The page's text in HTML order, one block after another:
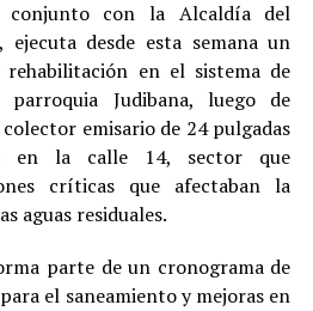
conjunto con la Alcaldía del
ejecuta desde esta semana un
en el sistema de
Judibana, luego de
emisario de 24 pulgadas
en la calle 14, sector que
críticas que afectaban la
aguas residuales.
parte de un cronograma de
el saneamiento y mejoras en